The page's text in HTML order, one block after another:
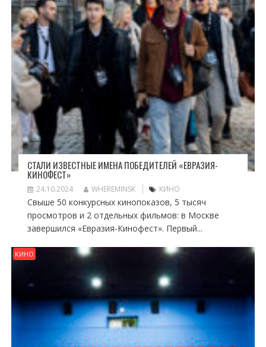
СТАЛИ ИЗВЕСТНЫЕ ИМЕНА ПОБЕДИТЕЛЕЙ «ЕВРАЗИЯ-
КИНОФЕСТ»
24.10.2024 WHEREMINSK КИНО
Свыше 50 конкурсных кинопоказов, 5 тысяч
просмотров и 2 отдельных фильмов: в Москве
завершился «Евразия-Кинофест». Первый...
КИНО